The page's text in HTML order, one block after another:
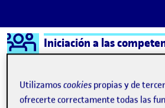
Saltar al contenido
Logo Ágora
Utilizamoscookies propias y de
ofrecerte correctamente todas las